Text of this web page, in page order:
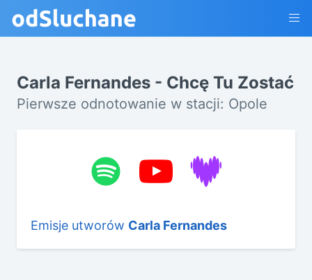
Carla Fernandes - Chcę Tu Zostać
Pierwsze odnotowanie w stacji: Opole
Emisje utworów Carla Fernandes